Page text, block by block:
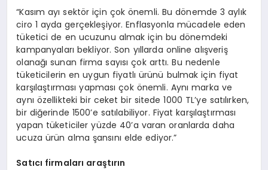
“Kasım ayı sektör için çok önemli. Bu dönemde 3 aylık
ciro 1 ayda gerçekleşiyor. Enflasyonla mücadele eden
tüketici de en ucuzunu almak için bu dönemdeki
kampanyaları bekliyor. Son yıllarda online alışveriş
olanağı sunan firma sayısı çok arttı. Bu nedenle
tüketicilerin en uygun fiyatlı ürünü bulmak için fiyat
karşılaştırması yapması çok önemli. Aynı marka ve
aynı özellikteki bir ceket bir sitede 1000 TL’ye satılırken,
bir diğerinde 1500’e satılabiliyor. Fiyat karşılaştırması
yapan tüketiciler yüzde 40’a varan oranlarda daha
ucuza ürün alma şansını elde ediyor.”
Satıcı firmaları araştırın